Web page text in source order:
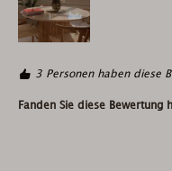
3 Personen haben diese
Fanden Sie diese Bewertung